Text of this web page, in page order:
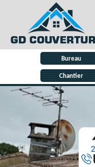
Bureau
Chantier